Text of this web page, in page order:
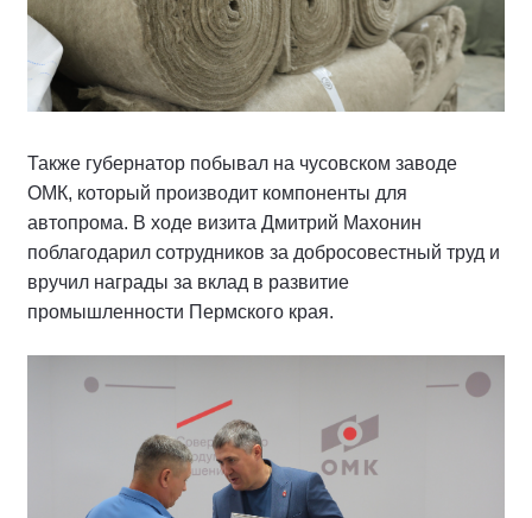
Также губернатор побывал на чусовском заводе
ОМК, который производит компоненты для
автопрома. В ходе визита Дмитрий Махонин
поблагодарил сотрудников за добросовестный труд и
вручил награды за вклад в развитие
промышленности Пермского края.